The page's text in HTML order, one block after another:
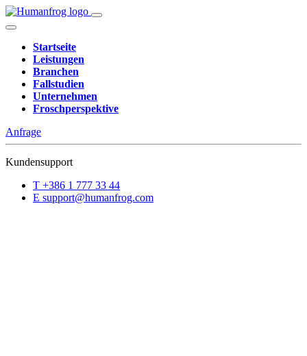
Startseite
Leistungen
Branchen
Fallstudien
Unternehmen
Froschperspektive
Anfrage
Kundensupport
T +386 1 777 33 44
E support@humanfrog.com